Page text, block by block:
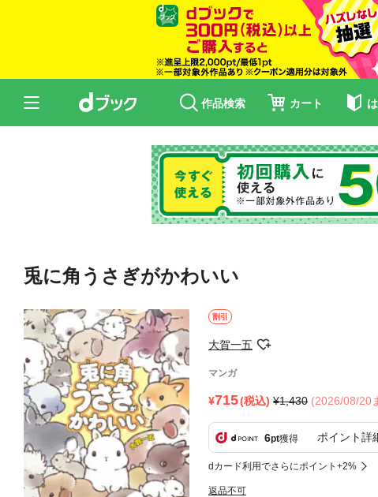
作品検索 カート
兎に角うさぎがかわいい
割引
大賀一五
マンガ
715(税込) 1,430 (2026/08/20
6pt獲得 ポイント詳
dカード利用でさらにポイント+2%
返品不可